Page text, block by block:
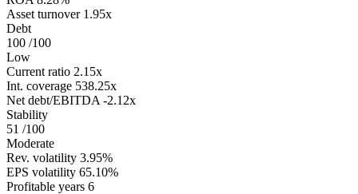
Asset turnover 1.95x
Debt
100 /100
Low
Current ratio 2.15x
Int. coverage 538.25x
Net debt/EBITDA -2.12x
Stability
51 /100
Moderate
Rev. volatility 3.95%
EPS volatility 65.10%
Profitable years 6